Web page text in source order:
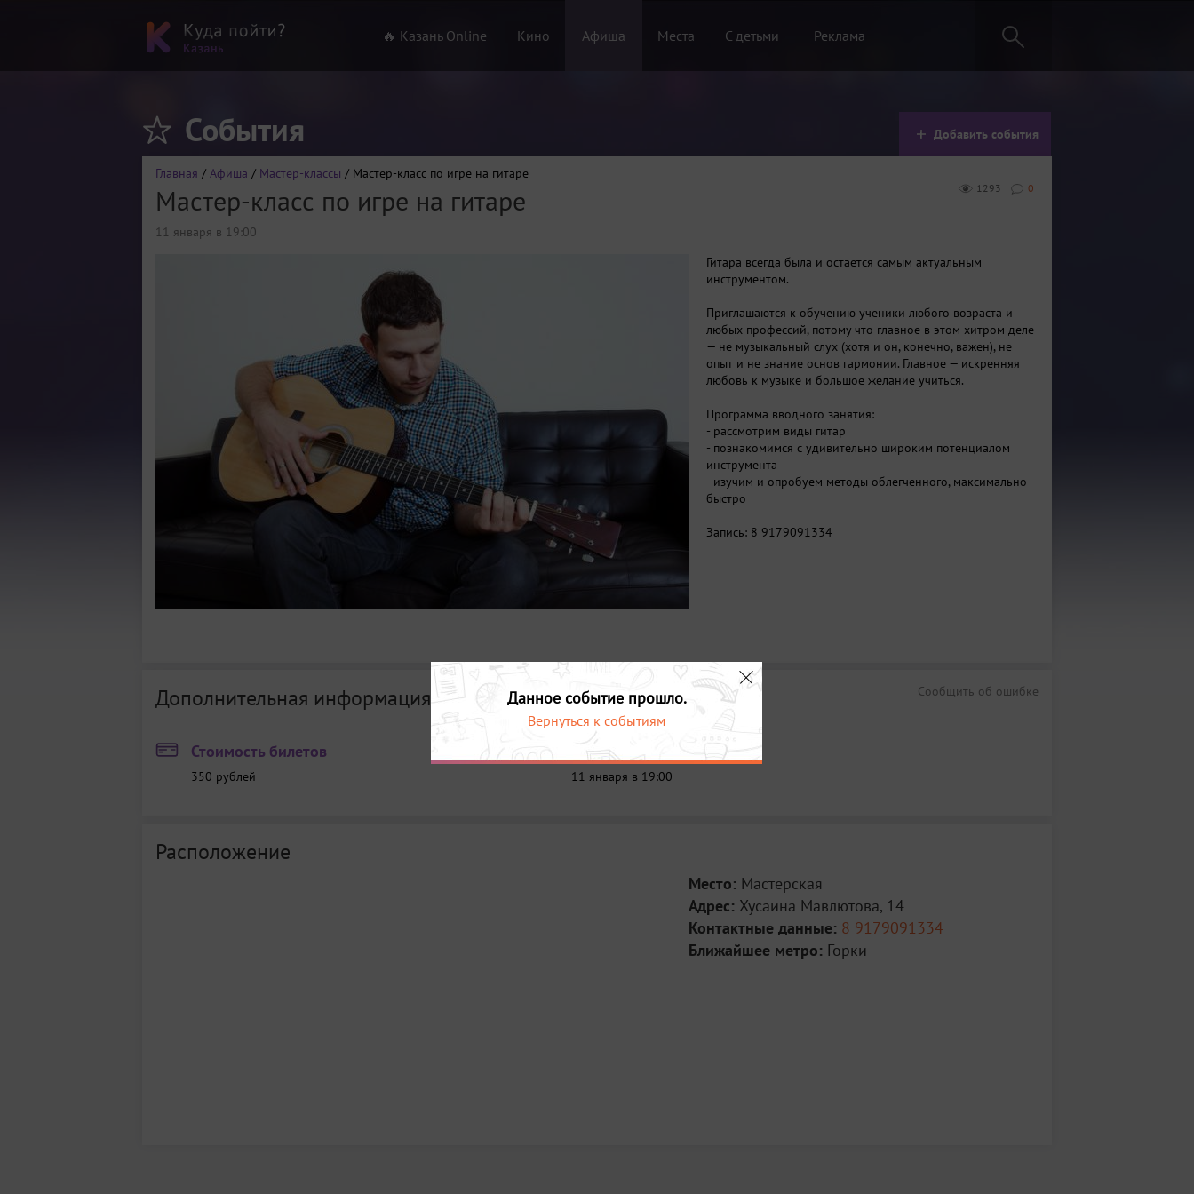
🔥 Казань Online Кино Афиша Места С детьми Реклама
События Добавить события
Главная / Афиша / Мастер-классы / Мастер-класс по игре на гитаре
0
1293
Мастер-класс по игре на гитаре
11 января в 19:00
Гитара всегда была и остается самым актуальным
инструментом.
Приглашаются к обучению ученики любого возраста и
любых профессий, потому что главное в этом хитром деле
— не музыкальный слух (хотя и он, конечно, важен), не
опыт и не знание основ гармонии. Главное — искренняя
любовь к музыке и большое желание учиться.
Программа вводного занятия:
- рассмотрим виды гитар
- познакомимся с удивительно широким потенциалом
инструмента
- изучим и опробуем методы облегченного, максимально
быстро
Запись: 8 9179091334
Сообщить об ошибке
Дополнительная информация
Стоимость билетов
350 рублей
Дата
11 января в 19:00
Расположение
Место: Мастерская
Адрес: Хусаина Мавлютова, 14
Контактные данные: 8 9179091334
Ближайшее метро: Горки
Данное событие прошло.
Вернуться к событиям